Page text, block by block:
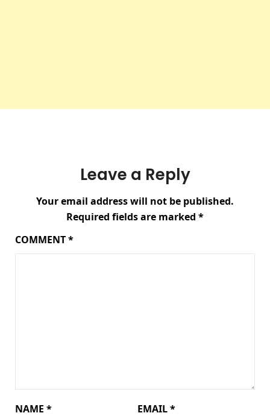
Leave a Reply
Your email address will not be published.
Required fields are marked *
COMMENT*
NAME * EMAIL*